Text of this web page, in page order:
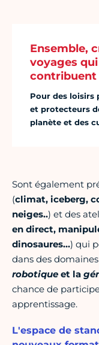
Ensemble,
voyages
contribuent
Pour des loisirs
et protecteurs
planète et des
Sont également
(climat, iceberg,
neiges..) et des
en direct,
dinosaures…) qui
dans des
robotique et la
chance de
apprentissage.
L'espace de